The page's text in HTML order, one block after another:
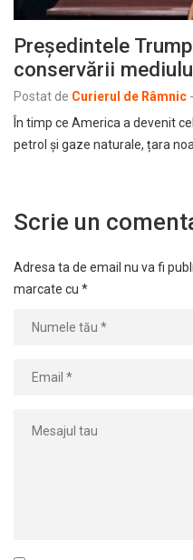
Președintele
conservării
Postat de Curierul de Râmnic -
În timp ce America a devenit
petrol și gaze naturale, țara
Scrie un
Adresa ta de email nu va fi
marcate cu *